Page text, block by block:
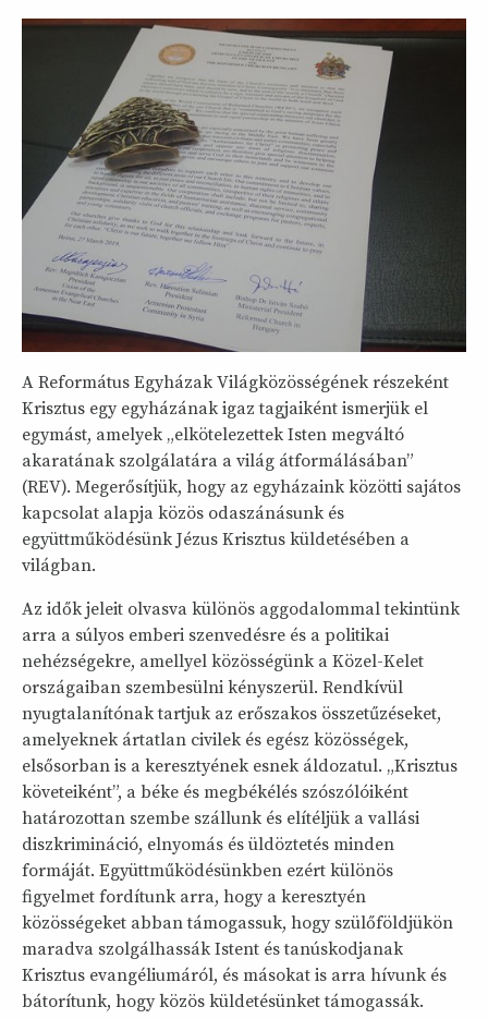
A Református Egyházak Világközösségének részeként
Krisztus egy egyházának igaz tagjaiként ismerjük el
egymást, amelyek „elkötelezettek Isten megváltó
akaratának szolgálatára a világ átformálásában”
(REV). Megerősítjük, hogy az egyházaink közötti sajátos
kapcsolat alapja közös odaszánásunk és
együttműködésünk Jézus Krisztus küldetésében a
világban.
Az idők jeleit olvasva különös aggodalommal tekintünk
arra a súlyos emberi szenvedésre és a politikai
nehézségekre, amellyel közösségünk a Közel-Kelet
országaiban szembesülni kényszerül. Rendkívül
nyugtalanítónak tartjuk az erőszakos összetűzéseket,
amelyeknek ártatlan civilek és egész közösségek,
elsősorban is a keresztyének esnek áldozatul. „Krisztus
követeiként”, a béke és megbékélés szószólóiként
határozottan szembe szállunk és elítéljük a vallási
diszkrimináció, elnyomás és üldöztetés minden
formáját. Együttműködésünkben ezért különös
figyelmet fordítunk arra, hogy a keresztyén
közösségeket abban támogassuk, hogy szülőföldjükön
maradva szolgálhassák Istent és tanúskodjanak
Krisztus evangéliumáról, és másokat is arra hívunk és
bátorítunk, hogy közös küldetésünket támogassák.